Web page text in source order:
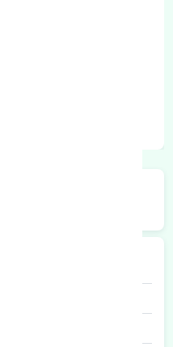
برای اطلاع از موجودی و